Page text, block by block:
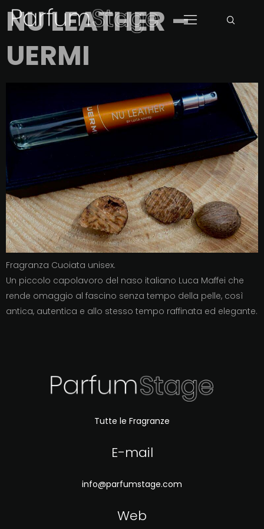
NU LEATHER –
UERMI
Fragranza Cuoiata unisex.
Un piccolo capolavoro del naso italiano Luca Maffei che
rende omaggio al fascino senza tempo della pelle, così
antica, autentica e allo stesso tempo raffinata ed elegante.
Tutte le Fragranze
E-mail
info@parfumstage.com
Web